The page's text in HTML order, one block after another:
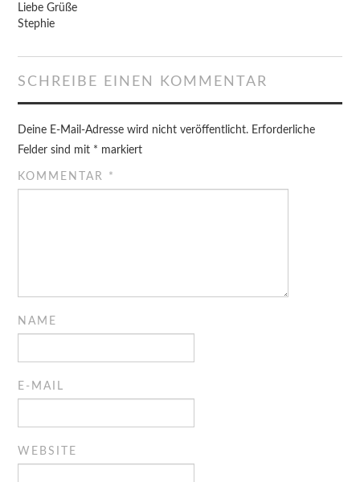
Liebe Grüße
Stephie
SCHREIBE EINEN KOMMENTAR
Deine E-Mail-Adresse wird nicht veröffentlicht. Erforderliche
Felder sind mit * markiert
KOMMENTAR *
NAME
E-MAIL
WEBSITE